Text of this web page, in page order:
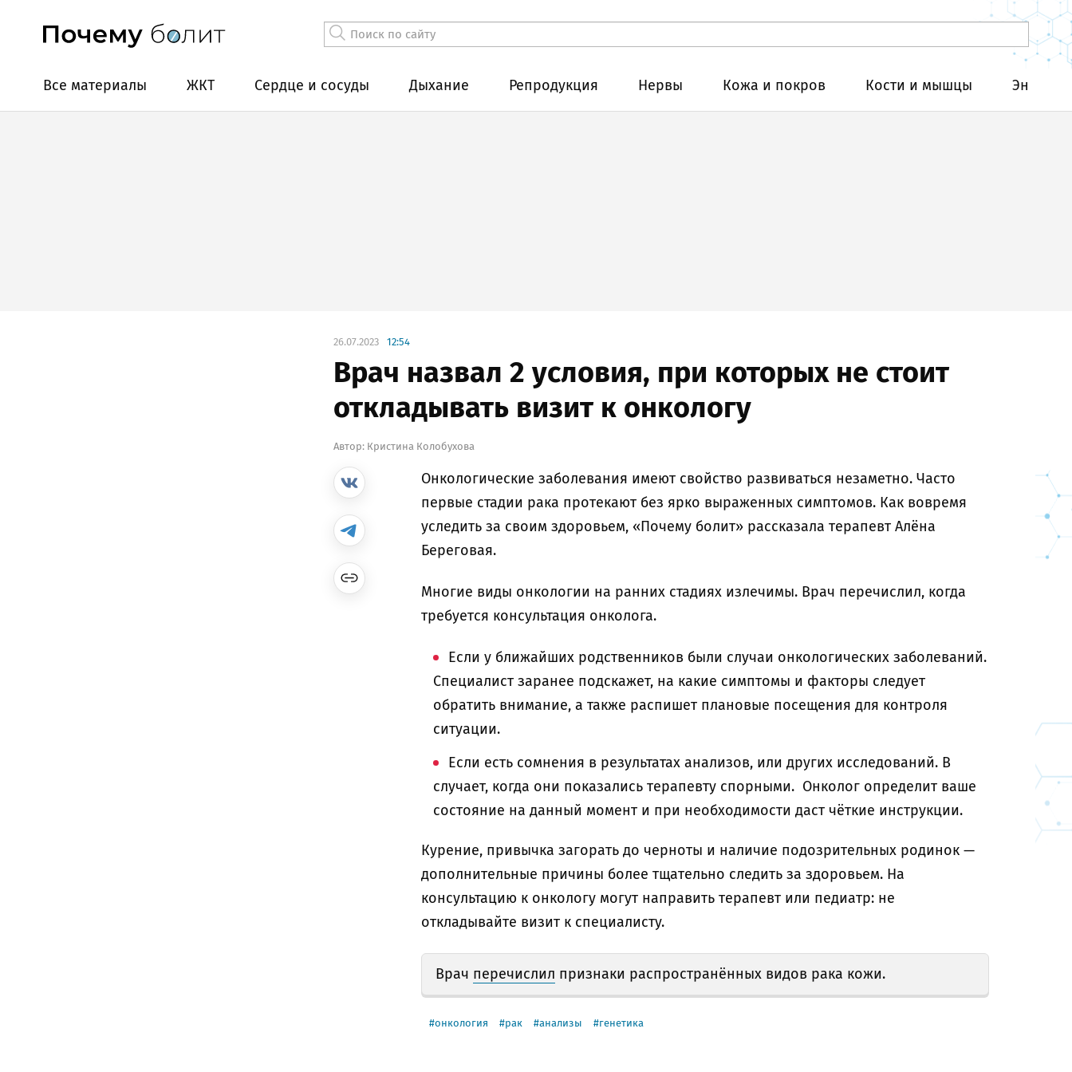
Все материалы ЖКТ Сердце и сосуды Дыхание Репродукция Нервы Кожа и покров Кости и мышцы
26.07.2023 12:54
Врач назвал 2 условия, при которых не стоит
откладывать визит к онкологу
Автор: Кристина Колобухова
Онкологические заболевания имеют свойство развиваться незаметно. Часто
первые стадии рака протекают без ярко выраженных симптомов. Как вовремя
уследить за своим здоровьем, «Почему болит» рассказала терапевт Алёна
Береговая.
Многие виды онкологии на ранних стадиях излечимы. Врач перечислил, когда
требуется консультация онколога.
Если у ближайших родственников были случаи онкологических заболеваний.
Специалист заранее подскажет, на какие симптомы и факторы следует
обратить внимание, а также распишет плановые посещения для контроля
ситуации.
Если есть сомнения в результатах анализов, или других исследований. В
случает, когда они показались терапевту спорными. Онколог определит ваше
состояние на данный момент и при необходимости даст чёткие инструкции.
Курение, привычка загорать до черноты и наличие подозрительных родинок —
дополнительные причины более тщательно следить за здоровьем. На
консультацию к онкологу могут направить терапевт или педиатр: не
откладывайте визит к специалисту.
Врач перечислил признаки распространённых видов рака кожи.
онкология рак анализы генетика